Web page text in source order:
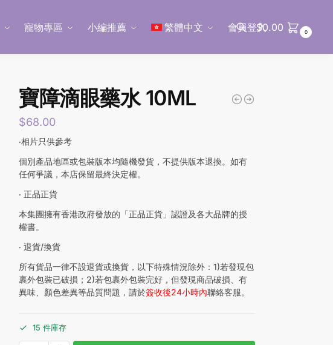
寵物專區 小編推薦 繁體中文 會員登入
$0.00 0
寶障滴眼藥水 10ML
$68.00
‧相片只供參考
個別產品地區或包裝版本均隨機發貨，不提供版本退換。如有
任何爭議，本店保留最終決定權。
‧ 正品正貨
本集團擁有香港政府發放的「正品正貨」認證及各大品牌的授
權書。
‧ 退貨/換貨
所有貨品一律不設退貨或換貨，以下特殊情況除外：1)若發現包
裹外包裝已破損；2)若包裹外包裝完好，但發現商品破損、有
異味、顏色差異等品質問題，請於簽收後24小時內聯絡客服。
15 件庫存